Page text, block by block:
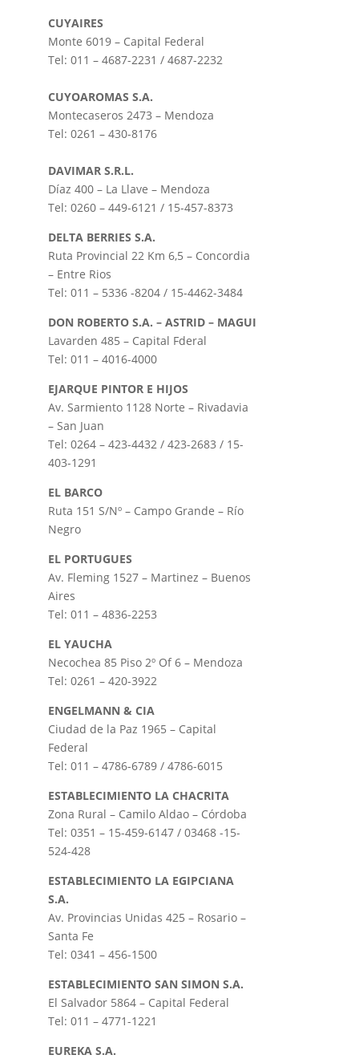
CUYAIRES
Monte 6019 – Capital Federal
Tel: 011 – 4687-2231 / 4687-2232
CUYOAROMAS S.A.
Montecaseros 2473 – Mendoza
Tel: 0261 – 430-8176
DAVIMAR S.R.L.
Díaz 400 – La Llave – Mendoza
Tel: 0260 – 449-6121 / 15-457-8373
DELTA BERRIES S.A.
Ruta Provincial 22 Km 6,5 – Concordia
– Entre Rios
Tel: 011 – 5336 -8204 / 15-4462-3484
DON ROBERTO S.A. – ASTRID – MAGUI
Lavarden 485 – Capital Fderal
Tel: 011 – 4016-4000
EJARQUE PINTOR E HIJOS
Av. Sarmiento 1128 Norte – Rivadavia
– San Juan
Tel: 0264 – 423-4432 / 423-2683 / 15-
403-1291
EL BARCO
Ruta 151 S/Nº – Campo Grande – Río
Negro
EL PORTUGUES
Av. Fleming 1527 – Martinez – Buenos
Aires
Tel: 011 – 4836-2253
EL YAUCHA
Necochea 85 Piso 2º Of 6 – Mendoza
Tel: 0261 – 420-3922
ENGELMANN & CIA
Ciudad de la Paz 1965 – Capital
Federal
Tel: 011 – 4786-6789 / 4786-6015
ESTABLECIMIENTO LA CHACRITA
Zona Rural – Camilo Aldao – Córdoba
Tel: 0351 – 15-459-6147 / 03468 -15-
524-428
ESTABLECIMIENTO LA EGIPCIANA
S.A.
Av. Provincias Unidas 425 – Rosario –
Santa Fe
Tel: 0341 – 456-1500
ESTABLECIMIENTO SAN SIMON S.A.
El Salvador 5864 – Capital Federal
Tel: 011 – 4771-1221
EUREKA S.A.